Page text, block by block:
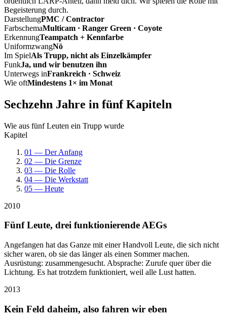
Begeisterung durch.
DarstellungPMC / Contractor
FarbschemaMulticam · Ranger Green · Coyote
ErkennungTeampatch + Kennfarbe
UniformzwangNö
Im SpielAls Trupp, nicht als Einzelkämpfer
FunkJa, und wir benutzen ihn
Unterwegs inFrankreich · Schweiz
Wie oftMindestens 1× im Monat
Sechzehn Jahre in fünf Kapiteln
Wie aus fünf Leuten ein Trupp wurde
Kapitel
01 — Der Anfang
02 — Die Grenze
03 — Die Rolle
04 — Die Werkstatt
05 — Heute
2010
Fünf Leute, drei funktionierende AEGs
Angefangen hat das Ganze mit einer Handvoll Leute, die sich nicht
sicher waren, ob sie das länger als einen Sommer machen.
Ausrüstung: zusammengesucht. Absprache: Zurufe quer über die
Lichtung. Es hat trotzdem funktioniert, weil alle Lust hatten.
2013
Kein Feld daheim, also fahren wir eben